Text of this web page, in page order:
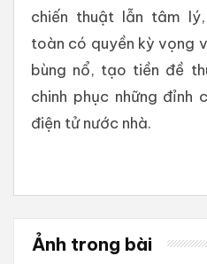
chiến thuật lẫn tâm
toàn có quyền kỳ vọng
bùng nổ, tạo tiền đề
chinh phục những đỉnh
điện tử nước nhà.
Ảnh trong bài